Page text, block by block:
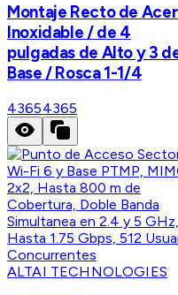
Montaje Recto de
Inoxidable / de 4
pulgadas de Alto y 3
Base / Rosca 1-1/4
43654365
ALTAI TECHNOLOGIES